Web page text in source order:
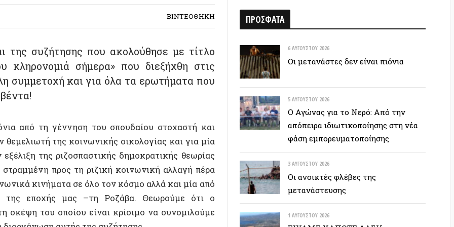
συζήτησης που ακολούθησε με τίτλο
σήμερα» που διεξήχθη στις
και για όλα τα ερωτήματα που
τη γέννηση του σπουδαίου στοχαστή και
της κοινωνικής οικολογίας και για μία
της ριζοσπαστικής δημοκρατικής θεωρίας
κινήματα σε όλο τον κόσμο αλλά και μία από
εποχής μας –τη Ροζάβα. Θεωρούμε ότι ο
του οποίου είναι κρίσιμο να συνομιλούμε
αυτής της συζήτησης.
Burlington Vermont): «Η πολιτική
Οι μετανάστες δεν είναι πιόνια
5 ΑΥΓΟΎΣΤΟΥ 2026
Ο Αγώνας για το Νερό: Από την
απόπειρα ιδιωτικοποίησης στη νέα
3 ΑΥΓΟΎΣΤΟΥ 2026
Οι ανοικτές φλέβες της
μετανάστευσης
1 ΑΥΓΟΎΣΤΟΥ 2026
ΕΙΧΑΜΕ ΚΑΠΟΤΕ ΔΑΣΗ…
Οδύσσεια: Ο νόστος του ενόχου